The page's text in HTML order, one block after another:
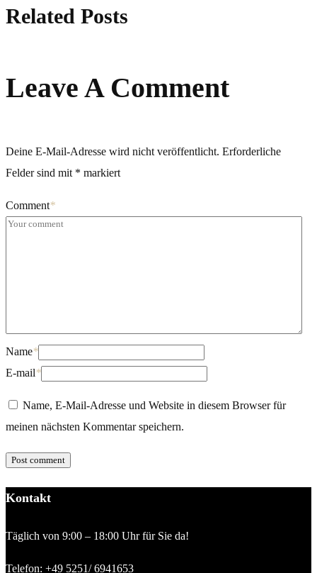
Related Posts
Leave A Comment
Deine E-Mail-Adresse wird nicht veröffentlicht. Erforderliche
Felder sind mit * markiert
Comment*
Name*
E-mail*
Name, E-Mail-Adresse und Website in diesem Browser für
meinen nächsten Kommentar speichern.
Kontakt
Täglich von 9:00 – 18:00 Uhr für Sie da!
Telefon: +49 5251/ 6941653